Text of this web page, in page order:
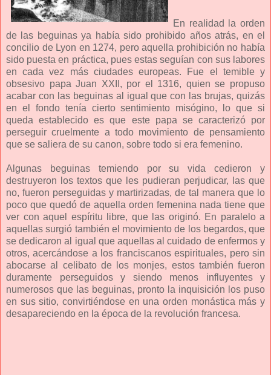
En realidad la orden
de las beguinas ya había sido prohibido años atrás, en el
concilio de Lyon en 1274, pero aquella prohibición no había
sido puesta en práctica, pues estas seguían con sus labores
en cada vez más ciudades europeas. Fue el temible y
obsesivo papa Juan XXII, por el 1316, quien se propuso
acabar con las beguinas al igual que con las brujas, quizás
en el fondo tenía cierto sentimiento misógino, lo que si
queda establecido es que este papa se caracterizó por
perseguir cruelmente a todo movimiento de pensamiento
que se saliera de su canon, sobre todo si era femenino.
Algunas beguinas temiendo por su vida cedieron y
destruyeron los textos que les pudieran perjudicar, las que
no, fueron perseguidas y martirizadas, de tal manera que lo
poco que quedó de aquella orden femenina nada tiene que
ver con aquel espíritu libre, que las originó. En paralelo a
aquellas surgió también el movimiento de los begardos, que
se dedicaron al igual que aquellas al cuidado de enfermos y
otros, acercándose a los franciscanos espirituales, pero sin
abocarse al celibato de los monjes, estos también fueron
duramente perseguidos y siendo menos influyentes y
numerosos que las beguinas, pronto la inquisición los puso
en sus sitio, convirtiéndose en una orden monástica más y
desapareciendo en la época de la revolución francesa.